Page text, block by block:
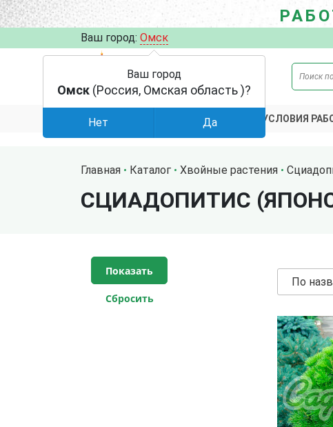
Ваш город: Омск
АКЦИИ УСЛОВИЯ
Главная Каталог Хвойные растения
СЦИАДОПИТИС
По
Ваш город
Омск (Россия, Омская область )?
Нет Да